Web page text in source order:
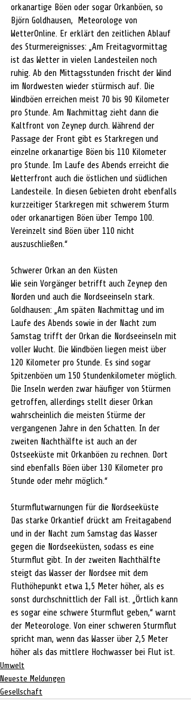
orkanartige Böen oder sogar Orkanböen, so
Björn Goldhausen,  Meteorologe von
WetterOnline. Er erklärt den zeitlichen Ablauf
des Sturmereignisses: „Am Freitagvormittag
ist das Wetter in vielen Landesteilen noch
ruhig. Ab den Mittagsstunden frischt der Wind
im Nordwesten wieder stürmisch auf. Die
Windböen erreichen meist 70 bis 90 Kilometer
pro Stunde. Am Nachmittag zieht dann die
Kaltfront von Zeynep durch. Während der
Passage der Front gibt es Starkregen und
einzelne orkanartige Böen bis 110 Kilometer
pro Stunde. Im Laufe des Abends erreicht die
Wetterfront auch die östlichen und südlichen
Landesteile. In diesen Gebieten droht ebenfalls
kurzzeitiger Starkregen mit schwerem Sturm
oder orkanartigen Böen über Tempo 100.
Vereinzelt sind Böen über 110 nicht
auszuschließen.“
Schwerer Orkan an den Küsten
Wie sein Vorgänger betrifft auch Zeynep den
Norden und auch die Nordseeinseln stark.
Goldhausen: „Am späten Nachmittag und im
Laufe des Abends sowie in der Nacht zum
Samstag trifft der Orkan die Nordseeinseln mit
voller Wucht. Die Windböen liegen meist über
120 Kilometer pro Stunde. Es sind sogar
Spitzenböen um 150 Stundenkilometer möglich.
Die Inseln werden zwar häufiger von Stürmen
getroffen, allerdings stellt dieser Orkan
wahrscheinlich die meisten Stürme der
vergangenen Jahre in den Schatten. In der
zweiten Nachthälfte ist auch an der
Ostseeküste mit Orkanböen zu rechnen. Dort
sind ebenfalls Böen über 130 Kilometer pro
Stunde oder mehr möglich.“
Sturmflutwarnungen für die Nordseeküste
Das starke Orkantief drückt am Freitagabend
und in der Nacht zum Samstag das Wasser
gegen die Nordseeküsten, sodass es eine
Sturmflut gibt. In der zweiten Nachthälfte
steigt das Wasser der Nordsee mit dem
Fluthöhepunkt etwa 1,5 Meter höher, als es
sonst durchschnittlich der Fall ist. „Örtlich kann
es sogar eine schwere Sturmflut geben,“ warnt
der Meteorologe. Von einer schweren Sturmflut
spricht man, wenn das Wasser über 2,5 Meter
höher als das mittlere Hochwasser bei Flut ist.
Umwelt
Neueste Meldungen
Gesellschaft